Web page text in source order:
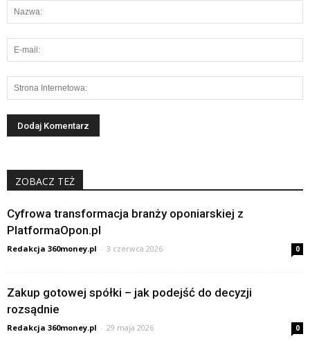
ZOBACZ TEŻ
Cyfrowa transformacja branży oponiarskiej z
PlatformaOpon.pl
Redakcja 360money.pl - 3 czerwca 2026 0
Zakup gotowej spółki – jak podejść do decyzji
rozsądnie
Redakcja 360money.pl - 29 maja 2026 0